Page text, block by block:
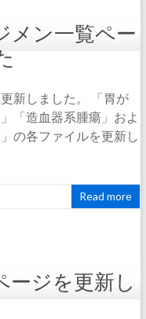
メン一覧ペー
新しました。 「胃が
「造血器系腫瘍」およ
の各ファイルを更新し
Read more
ージを更新し